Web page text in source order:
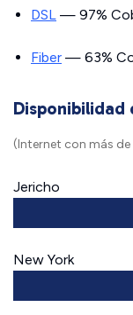
DSL — 97%
Fiber — 63%
Disponibilidad
(Internet con más de
Jericho
New York